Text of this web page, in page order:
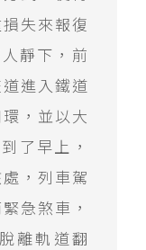
失來報復
靜下，前
進入鐵道
，並以大
了早上，
，列車駕
急煞車，
離軌道翻